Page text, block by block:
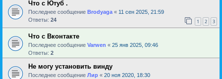
Что с Ютуб .
Последнее сообщение Brodyaga « 11 сен 2025, 21:59
Ответы: 24 1 2 3
Что с Вконтакте
Последнее сообщение Varwen « 25 янв 2025, 09:46
Ответы: 2
Не могу установить винду
Последнее сообщение Лир « 20 ноя 2020, 18:30